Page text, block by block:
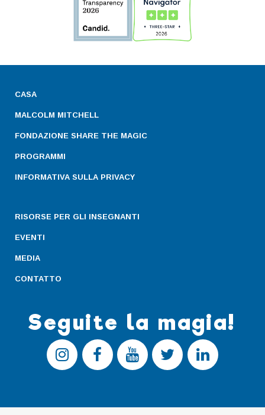
CASA
MALCOLM MITCHELL
FONDAZIONE SHARE THE MAGIC
PROGRAMMI
INFORMATIVA SULLA PRIVACY
RISORSE PER GLI INSEGNANTI
EVENTI
MEDIA
CONTATTO
Seguite la magia!